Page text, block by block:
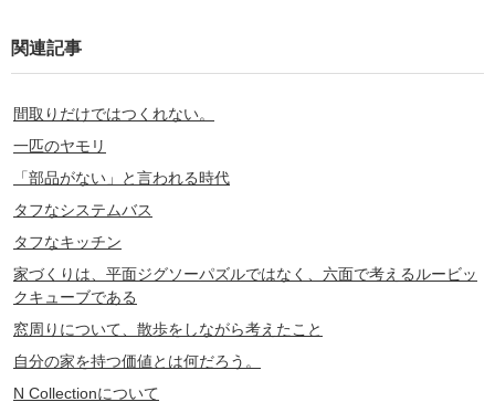
関連記事
間取りだけではつくれない。
一匹のヤモリ
「部品がない」と言われる時代
タフなシステムバス
タフなキッチン
家づくりは、平面ジグソーパズルではなく、六面で考えるルービッ
クキューブである
窓周りについて、散歩をしながら考えたこと
自分の家を持つ価値とは何だろう。
N Collectionについて